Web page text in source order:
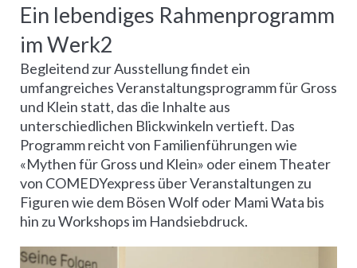
Ein lebendiges Rahmenprogramm
im Werk2
Begleitend zur Ausstellung findet ein
umfangreiches Veranstaltungsprogramm für Gross
und Klein statt, das die Inhalte aus
unterschiedlichen Blickwinkeln vertieft. Das
Programm reicht von Familienführungen wie
«Mythen für Gross und Klein» oder einem Theater
von COMEDYexpress über Veranstaltungen zu
Figuren wie dem Bösen Wolf oder Mami Wata bis
hin zu Workshops im Handsiebdruck.